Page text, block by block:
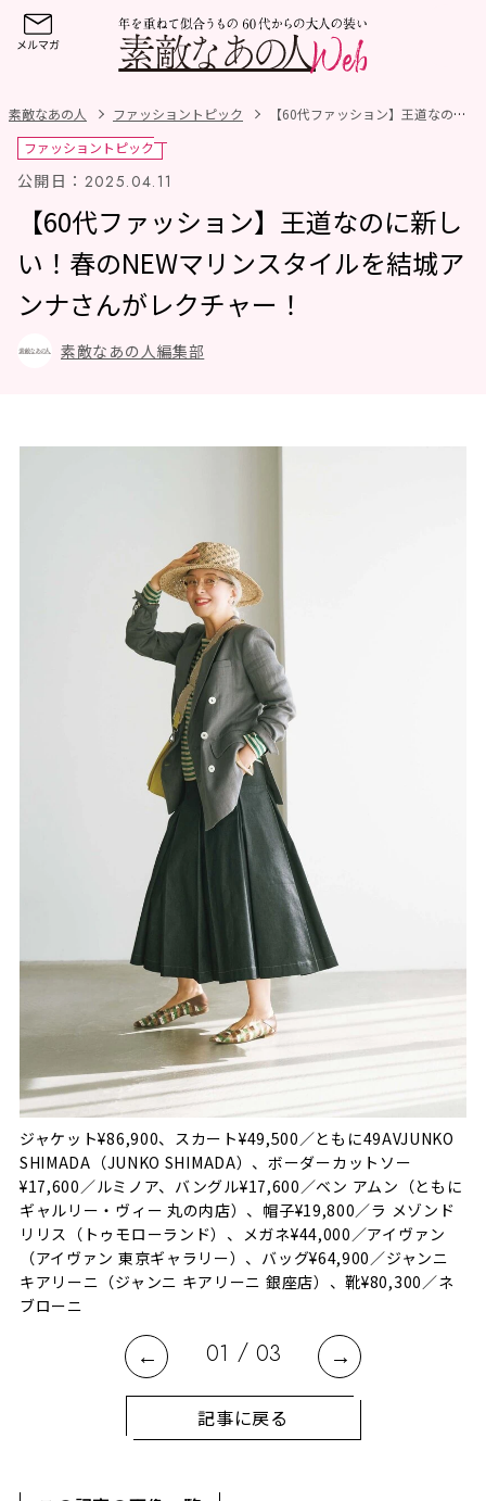
素敵なあの人 ファッショントピック
【60代ファッション】王道なのに新しい！春のNEWマリンスタイルを結城アンナさんがレクチャー！
ファッショントピック
公開日： 2025.04.11
【60代ファッション】王道なのに新し
い！春のNEWマリンスタイルを結城ア
ンナさんがレクチャー！
素敵なあの人編集部
ジャケット¥86,900、スカート¥49,500／ともに49AVJUNKO
SHIMADA（JUNKO SHIMADA）、ボーダーカットソー
¥17,600／ルミノア、バングル¥17,600／ベン アムン（ともに
ギャルリー・ヴィー 丸の内店）、帽子¥19,800／ラ メゾンド
リリス（トゥモローランド）、メガネ¥44,000／アイヴァン
（アイヴァン 東京ギャラリー）、バッグ¥64,900／ジャンニ
キアリーニ（ジャンニ キアリーニ 銀座店）、靴¥80,300／ネ
ブローニ
01 / 03
記事に戻る